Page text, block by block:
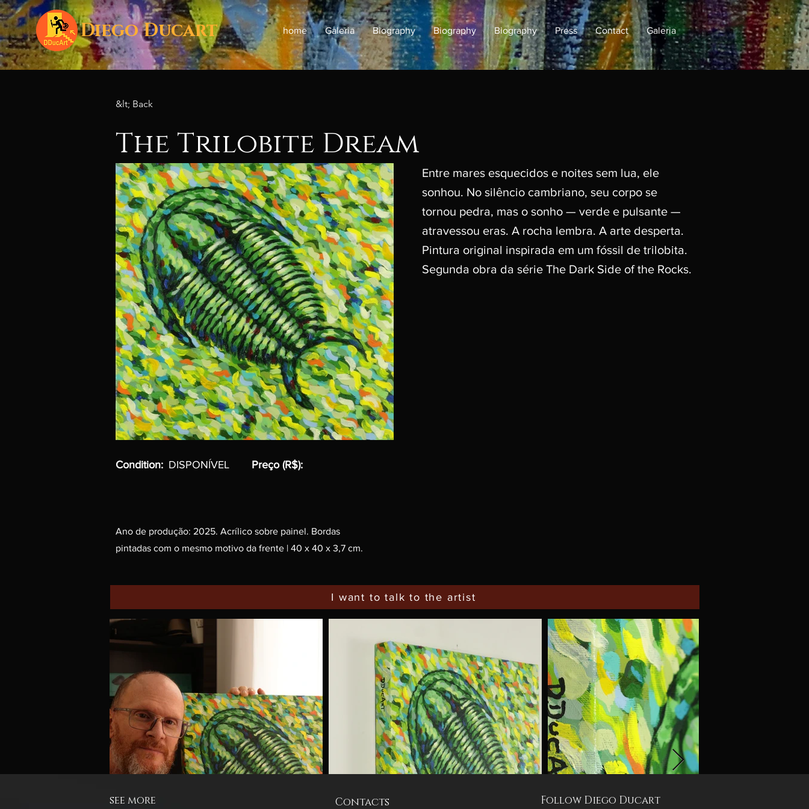
Diego Ducart home Galeria Biography Biography Biography Press Contact Galeria
&lt; Back
The Trilobite Dream
Entre mares esquecidos e noites sem lua, ele
sonhou. No silêncio cambriano, seu corpo se
tornou pedra, mas o sonho — verde e pulsante —
atravessou eras. A rocha lembra. A arte desperta.
Pintura original inspirada em um fóssil de trilobita.
Segunda obra da série The Dark Side of the Rocks.
Condition: DISPONÍVEL Preço (R$):
Ano de produção: 2025. Acrílico sobre painel. Bordas
pintadas com o mesmo motivo da frente | 40 x 40 x 3,7 cm.
I want to talk to the artist
see more Contacts Follow Diego Ducart